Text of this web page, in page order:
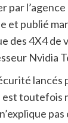
par
et publié
des 4X4 de
Nvidia
toutefois